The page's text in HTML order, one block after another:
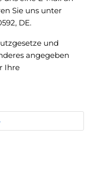
Sie uns unter
DE.
und
angegeben
Ihre